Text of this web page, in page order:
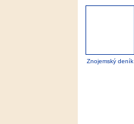
Znojemský deník